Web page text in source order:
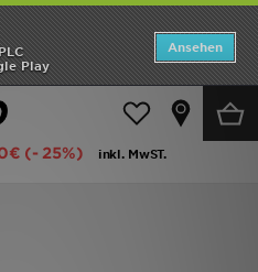
Play
Ansehen
(- 25%) inkl. MwST.